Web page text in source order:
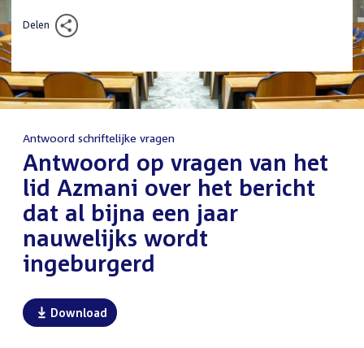
Delen
Antwoord schriftelijke vragen
Antwoord op vragen van het
lid Azmani over het bericht
dat al bijna een jaar
nauwelijks wordt
ingeburgerd
Download